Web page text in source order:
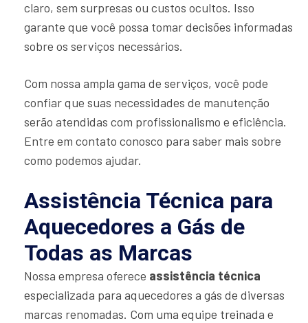
claro, sem surpresas ou custos ocultos. Isso
garante que você possa tomar decisões informadas
sobre os serviços necessários.
Com nossa ampla gama de serviços, você pode
confiar que suas necessidades de manutenção
serão atendidas com profissionalismo e eficiência.
Entre em contato conosco para saber mais sobre
como podemos ajudar.
Assistência Técnica para
Aquecedores a Gás de
Todas as Marcas
Nossa empresa oferece assistência técnica
especializada para aquecedores a gás de diversas
marcas renomadas. Com uma equipe treinada e